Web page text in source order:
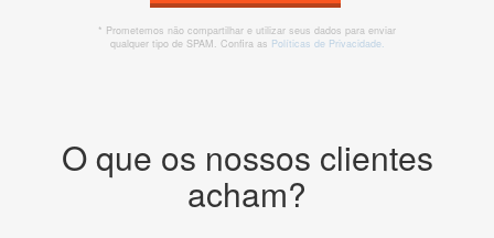
* Prometemos não compartilhar e utilizar seus dados para enviar
qualquer tipo de SPAM. Confira as Políticas de Privacidade.
O que os nossos clientes
acham?